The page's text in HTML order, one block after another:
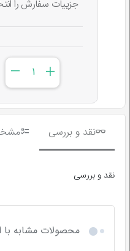
جزییات سفارش را
+
–
نقد و بررسی
نقد و بررسی
محصولات مشابه